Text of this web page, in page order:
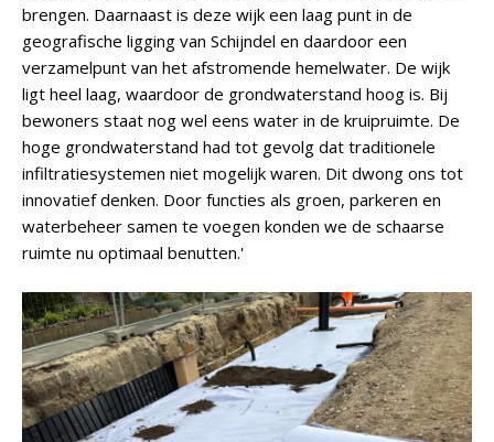
brengen. Daarnaast is deze wijk een laag punt in de
geografische ligging van Schijndel en daardoor een
verzamelpunt van het afstromende hemelwater. De wijk
ligt heel laag, waardoor de grondwaterstand hoog is. Bij
bewoners staat nog wel eens water in de kruipruimte. De
hoge grondwaterstand had tot gevolg dat traditionele
infiltratiesystemen niet mogelijk waren. Dit dwong ons tot
innovatief denken. Door functies als groen, parkeren en
waterbeheer samen te voegen konden we de schaarse
ruimte nu optimaal benutten.'